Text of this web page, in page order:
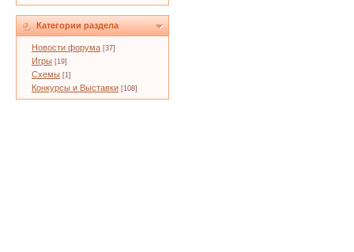
Категории раздела
Новости форума [37]
Игры [19]
Схемы [1]
Конкурсы и Выставки [108]